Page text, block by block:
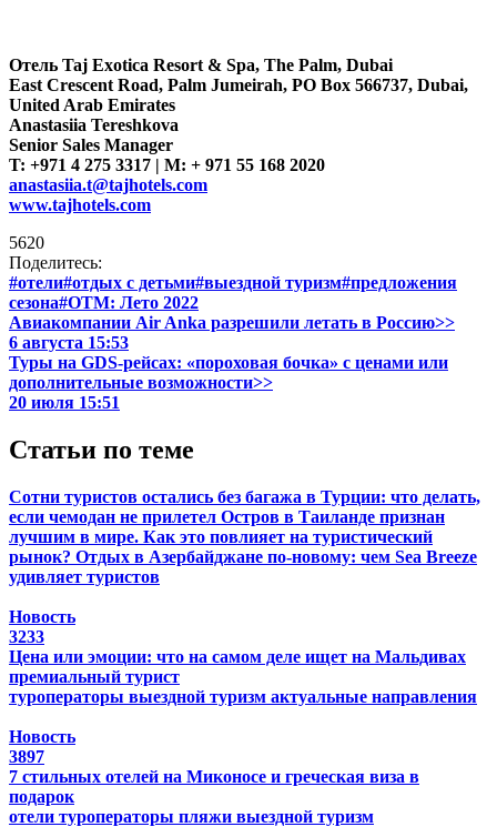
Отель Taj Exotica Resort & Spa, The Palm, Dubai
East Crescent Road, Palm Jumeirah, PO Box 566737, Dubai,
United Arab Emirates
Anastasiia Tereshkova
Senior Sales Manager
T: +971 4 275 3317 | M: + 971 55 168 2020
anastasiia.t@tajhotels.com
www.tajhotels.com
5620
Поделитесь:
#отели#отдых с детьми#выездной туризм#предложения
сезона#ОТМ: Лето 2022
Авиакомпании Air Anka разрешили летать в Россию>>
6 августа 15:53
Туры на GDS-рейсах: «пороховая бочка» с ценами или
дополнительные возможности>>
20 июля 15:51
Статьи по теме
Сотни туристов остались без багажа в Турции: что делать,
если чемодан не прилетел Остров в Таиланде признан
лучшим в мире. Как это повлияет на туристический
рынок? Отдых в Азербайджане по-новому: чем Sea Breeze
удивляет туристов
Новость
3233
Цена или эмоции: что на самом деле ищет на Мальдивах
премиальный турист
туроператоры выездной туризм актуальные направления
Новость
3897
7 стильных отелей на Миконосе и греческая виза в
подарок
отели туроператоры пляжи выездной туризм